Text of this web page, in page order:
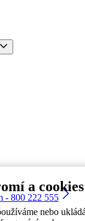
a cookies
nebo
- 800 222 555